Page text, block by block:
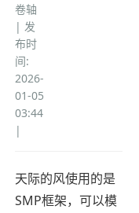
卷轴
| 发
布时
间:
2026-
01-05
03:44
|
天际的风使用的是
SMP框架，可以模